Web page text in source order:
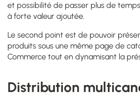
et possibilité de passer plus de
à forte valeur ajoutée.
Le second point est de pouvoir
produits sous une même page de
Commerce tout en dynamisant la
Distribution